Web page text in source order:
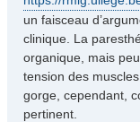
e
un faisceau
clinique. La
organique, mais
tension des
gorge, cependant,
pertinent.